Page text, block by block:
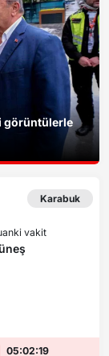
görüntülerle
Karabuk
vakit
05:02:19